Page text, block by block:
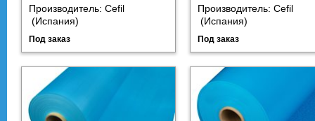
Производитель: Cefil
(Испания)
Под заказ
Производитель: Cefil
(Испания)
Под заказ